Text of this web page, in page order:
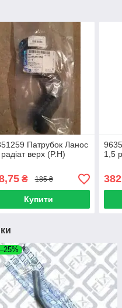
Патрубок Ланос
верх (P.H)
₴ 185 ₴
Купити
1,5
–25%